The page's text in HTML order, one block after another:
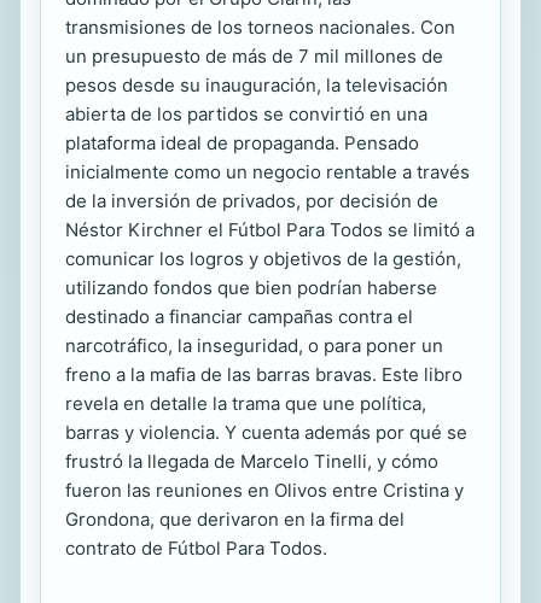
transmisiones de los torneos nacionales. Con
un presupuesto de más de 7 mil millones de
pesos desde su inauguración, la televisación
abierta de los partidos se convirtió en una
plataforma ideal de propaganda. Pensado
inicialmente como un negocio rentable a través
de la inversión de privados, por decisión de
Néstor Kirchner el Fútbol Para Todos se limitó a
comunicar los logros y objetivos de la gestión,
utilizando fondos que bien podrían haberse
destinado a financiar campañas contra el
narcotráfico, la inseguridad, o para poner un
freno a la mafia de las barras bravas. Este libro
revela en detalle la trama que une política,
barras y violencia. Y cuenta además por qué se
frustró la llegada de Marcelo Tinelli, y cómo
fueron las reuniones en Olivos entre Cristina y
Grondona, que derivaron en la firma del
contrato de Fútbol Para Todos.